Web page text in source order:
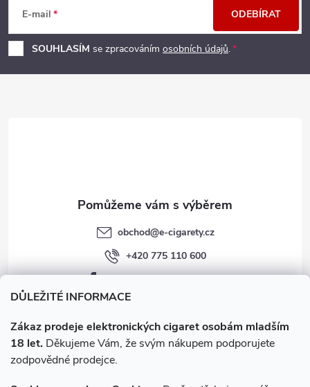
DŮLEŽITÉ INFORMACE
Zákaz prodeje elektronických cigaret osobám mladším
18 let. Děkujeme Vám, že svým nákupem podporujete
zodpovědné prodejce.
p
a
E-mail
SOUHLASÍM se zpracováním osobních údajů.
ODEBÍRAT
obchod@e-cigarety.cz
+420 775 110 600
facebook.com/e-cigarety.cz